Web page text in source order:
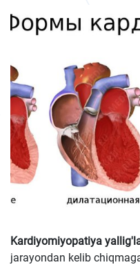
Kardiyomiyopatiya
jarayondan kelib